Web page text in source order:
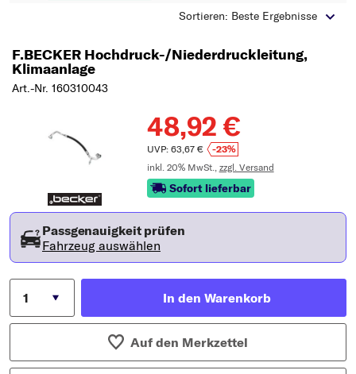
Sortieren: Beste Ergebnisse
F.BECKER Hochdruck-/Niederdruckleitung,
Klimaanlage
Art.-Nr. 160310043
48,92 €
UVP: 63,67 €
-23%
inkl. 20% MwSt., zzgl. Versand
Sofort lieferbar
Passgenauigkeit prüfen
Fahrzeug auswählen
In den Warenkorb
Auf den Merkzettel